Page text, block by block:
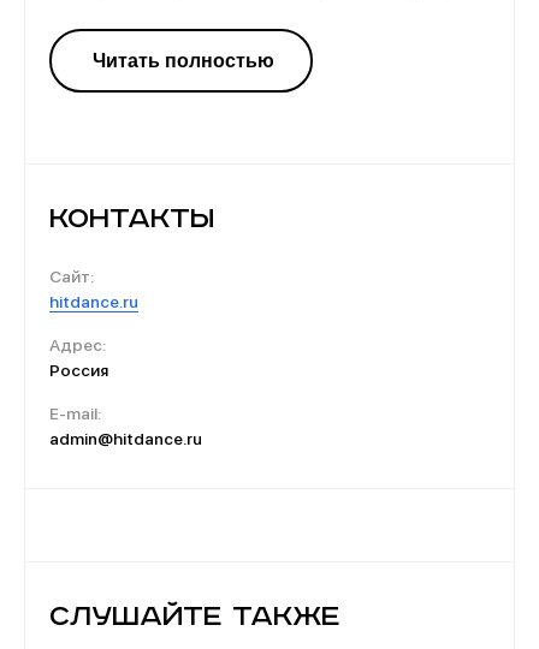
ритмичных музыкальных композиций, нескучный
вечер после рабочего дня в компании лучших
Контакты
Сайт:
hitdance.ru
Адрес:
Россия
E-mail:
admin@hitdance.ru
Слушайте также